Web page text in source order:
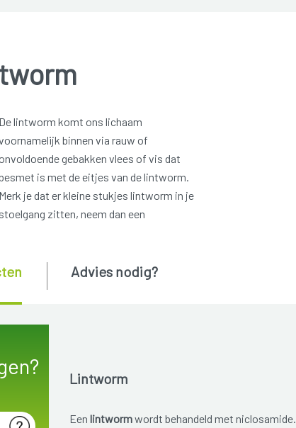
De lintworm komt ons lichaam
binnen via rauw of
gebakken vlees of vis dat
is met de eitjes van de lintworm.
Merk je dat er kleine stukjes lintworm in je
stoelgang zitten, neem dan een
Advies nodig?
Lintworm
Een lintwormwordt behandeld met niclosamide.